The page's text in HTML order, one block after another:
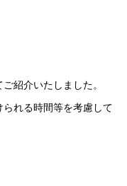
ご紹介いたしました。
れる時間等を考慮して